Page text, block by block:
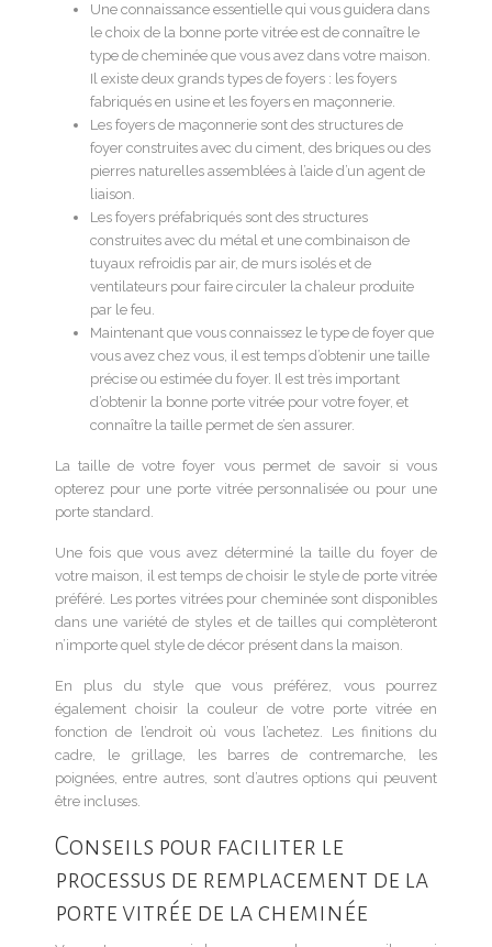
Une connaissance essentielle qui vous guidera dans
le choix de la bonne porte vitrée est de connaître le
type de cheminée que vous avez dans votre maison.
Il existe deux grands types de foyers : les foyers
fabriqués en usine et les foyers en maçonnerie.
Les foyers de maçonnerie sont des structures de
foyer construites avec du ciment, des briques ou des
pierres naturelles assemblées à l’aide d’un agent de
liaison.
Les foyers préfabriqués sont des structures
construites avec du métal et une combinaison de
tuyaux refroidis par air, de murs isolés et de
ventilateurs pour faire circuler la chaleur produite
par le feu.
Maintenant que vous connaissez le type de foyer que
vous avez chez vous, il est temps d’obtenir une taille
précise ou estimée du foyer. Il est très important
d’obtenir la bonne porte vitrée pour votre foyer, et
connaître la taille permet de s’en assurer.
La taille de votre foyer vous permet de savoir si vous
opterez pour une porte vitrée personnalisée ou pour une
porte standard.
Une fois que vous avez déterminé la taille du foyer de
votre maison, il est temps de choisir le style de porte vitrée
préféré. Les portes vitrées pour cheminée sont disponibles
dans une variété de styles et de tailles qui complèteront
n’importe quel style de décor présent dans la maison.
En plus du style que vous préférez, vous pourrez
également choisir la couleur de votre porte vitrée en
fonction de l’endroit où vous l’achetez. Les finitions du
cadre, le grillage, les barres de contremarche, les
poignées, entre autres, sont d’autres options qui peuvent
être incluses.
Conseils pour faciliter le
processus de remplacement de la
porte vitrée de la cheminée